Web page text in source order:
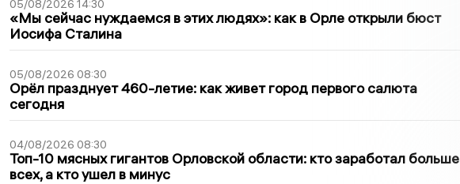
05/08/2026 14:30
«Мы сейчас нуждаемся в этих людях»: как в Орле открыли бюст
Иосифа Сталина
05/08/2026 08:30
Орёл празднует 460-летие: как живет город первого салюта
сегодня
04/08/2026 08:30
Топ-10 мясных гигантов Орловской области: кто заработал больше
всех, а кто ушел в минус